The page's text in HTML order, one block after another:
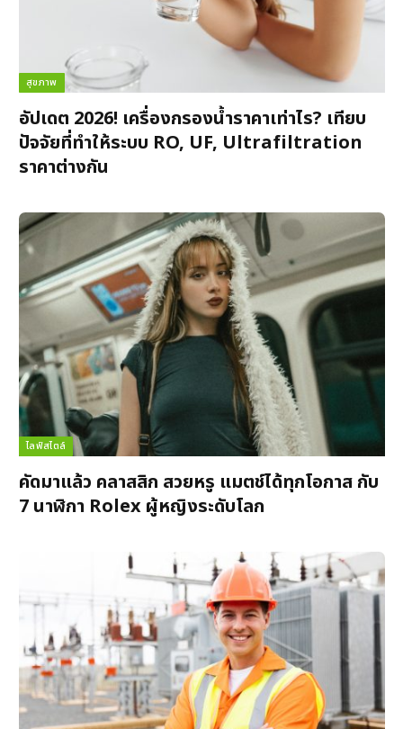
สุขภาพ
อัปเดต 2026! เครื่องกรองน้ำราคาเท่าไร? เทียบ
ปัจจัยที่ทำให้ระบบ RO, UF, Ultrafiltration
ราคาต่างกัน
ไลฟ์สไตล์
คัดมาแล้ว คลาสสิก สวยหรู แมตช์ได้ทุกโอกาส กับ
7 นาฬิกา Rolex ผู้หญิงระดับโลก